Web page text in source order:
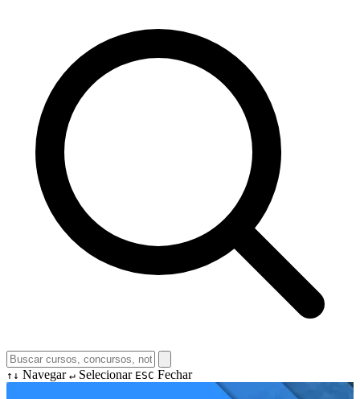
↑↓ Navegar ↵ Selecionar ESC Fechar